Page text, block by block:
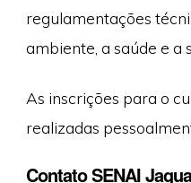
regulamentações
ambiente, a saúde e a
As inscrições para o
realizadas
Contato SENAI